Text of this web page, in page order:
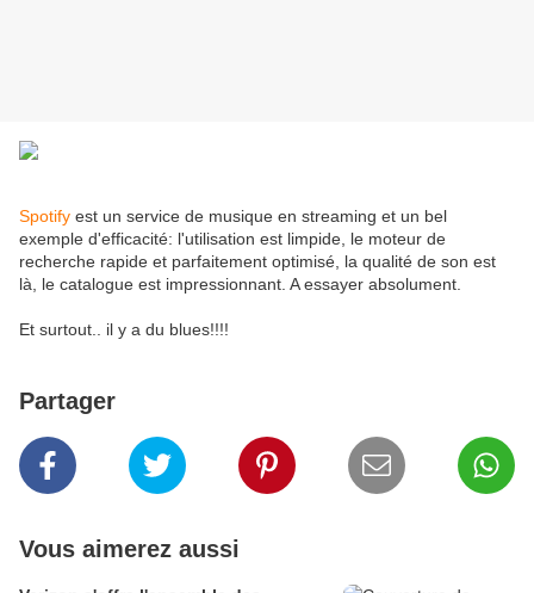
Spotify est un service de musique en streaming et un bel
exemple d'efficacité: l'utilisation est limpide, le moteur de
recherche rapide et parfaitement optimisé, la qualité de son est
là, le catalogue est impressionnant. A essayer absolument.
Et surtout.. il y a du blues!!!!
Partager
Vous aimerez aussi